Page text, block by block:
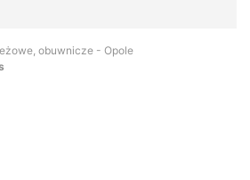
obuwnicze - Opole